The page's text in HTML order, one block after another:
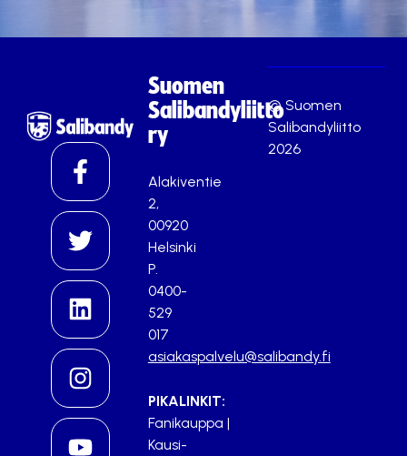
Suomen
Salibandyliitto
ry
Alakiventie
2,
00920
Helsinki
P.
0400-
529
017
asiakaspalvelu@salibandy.fi
PIKALINKIT:
Fanikauppa |
Kausi-
© Suomen
Salibandyliitto
2026